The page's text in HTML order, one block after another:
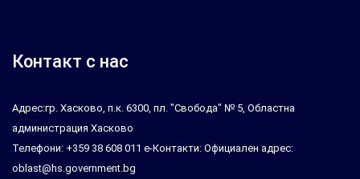
Контакт с нас
Адрес:гр. Хасково, п.к. 6300, пл. "Свобода" № 5, Областна
администрация Хасково
Телефони: +359 38 608 011 е-Контакти: Официален адрес:
oblast@hs.government.bg